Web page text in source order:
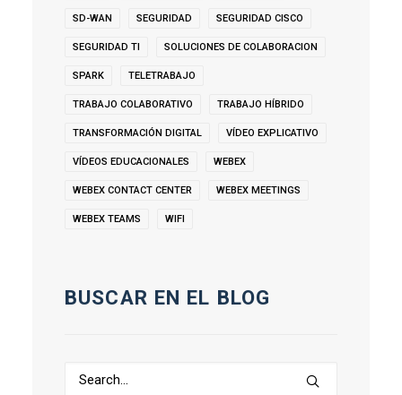
SD-WAN SEGURIDAD SEGURIDAD CISCO
SEGURIDAD TI SOLUCIONES DE COLABORACION
SPARK TELETRABAJO
TRABAJO COLABORATIVO TRABAJO HÍBRIDO
TRANSFORMACIÓN DIGITAL VÍDEO EXPLICATIVO
VÍDEOS EDUCACIONALES WEBEX
WEBEX CONTACT CENTER WEBEX MEETINGS
WEBEX TEAMS WIFI
BUSCAR EN EL BLOG